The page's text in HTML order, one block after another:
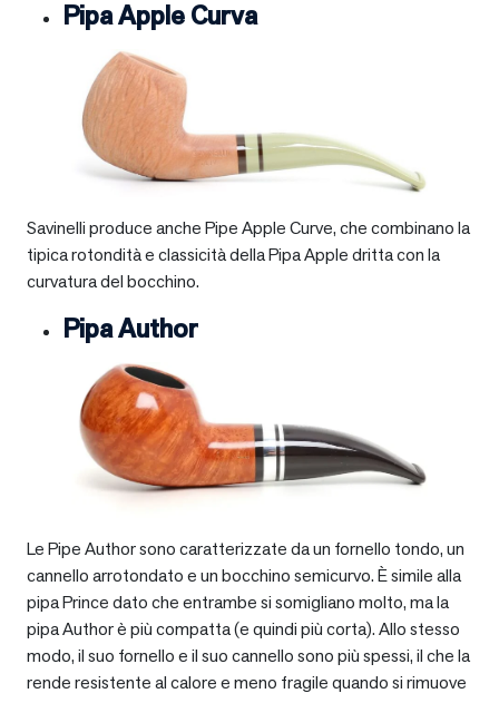
Pipa Apple Curva
Savinelli produce anche Pipe Apple Curve, che combinano la
tipica rotondità e classicità della Pipa Apple dritta con la
curvatura del bocchino.
Pipa Author
Le Pipe Author sono caratterizzate da un fornello tondo, un
cannello arrotondato e un bocchino semicurvo. È simile alla
pipa Prince dato che entrambe si somigliano molto, ma la
pipa Author è più compatta (e quindi più corta). Allo stesso
modo, il suo fornello e il suo cannello sono più spessi, il che la
rende resistente al calore e meno fragile quando si rimuove